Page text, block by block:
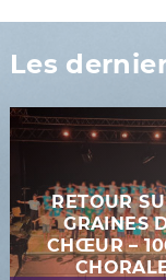
Les
RETOUR
GRAINES
CHŒUR –